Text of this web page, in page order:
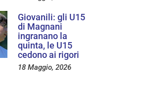
Giovanili: gli U15
di Magnani
ingranano la
quinta, le U15
cedono ai rigori
18 Maggio, 2026